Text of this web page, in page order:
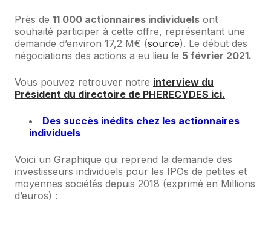
Près de 11 000 actionnaires individuels ont
souhaité participer à cette offre, représentant une
demande d’environ 17,2 M€ (source). Le début des
négociations des actions a eu lieu le 5 février 2021.
Vous pouvez retrouver notre interview du
Président du directoire de PHERECYDES ici.
Des succès inédits chez les actionnaires
individuels
Voici un Graphique qui reprend la demande des
investisseurs individuels pour les IPOs de petites et
moyennes sociétés depuis 2018 (exprimé en Millions
d’euros) :